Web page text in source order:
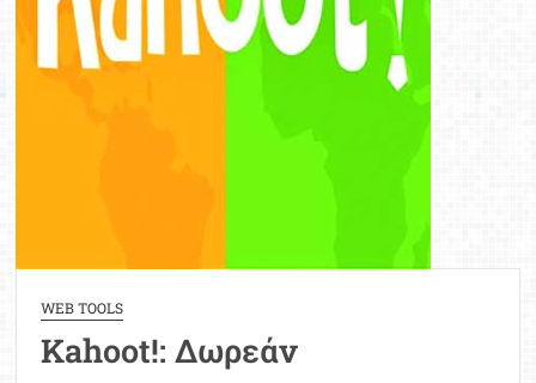
WEB TOOLS
Kahoot!: Δωρεάν